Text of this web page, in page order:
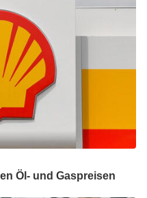
Öl- und Gaspreisen